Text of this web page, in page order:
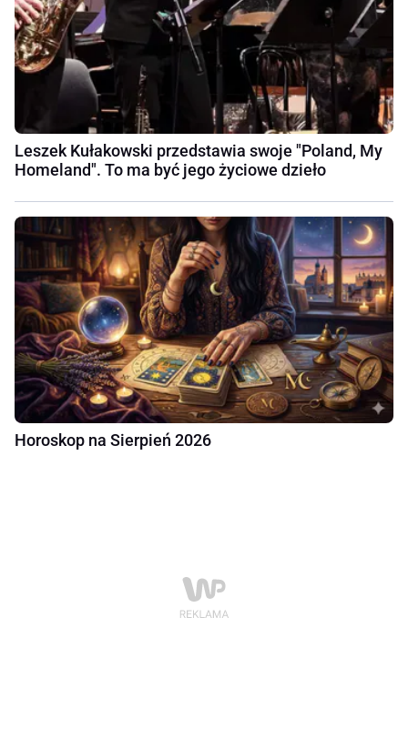
Leszek Kułakowski przedstawia swoje "Poland, My
Homeland". To ma być jego życiowe dzieło
Horoskop na Sierpień 2026